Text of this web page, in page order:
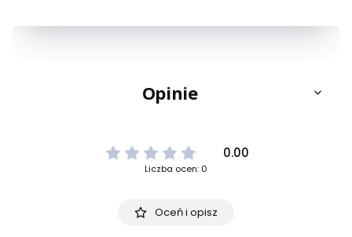
Opinie
0.00
Liczba ocen: 0
Oceń i opisz